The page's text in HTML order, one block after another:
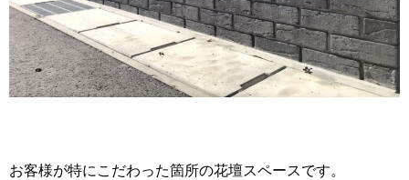
お客様が特にこだわった箇所の花壇スペースです。